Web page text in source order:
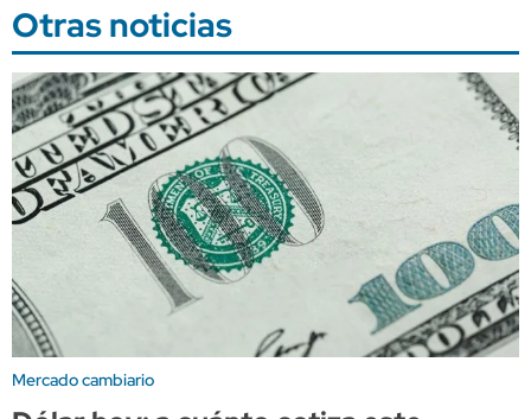
Otras noticias
Mercado cambiario